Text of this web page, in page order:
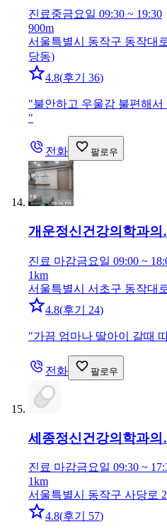
진료중금요일 09:30 ~ 19:30
900m
서울특별시 동작구 동작대
당동)
4.8(후기 36)
"불안하고 우울감 불편해
"
전화 팔로우
개운정신건강의학과
진료 마감금요일 09:00 ~
1km
서울특별시 서초구 동작대
4.8(후기 24)
"가끔 엄마나 딸아이 갈때
전화 팔로우
세종정신건강의학과
진료 마감금요일 09:30 ~
1km
서울특별시 동작구 사당로
4.8(후기 57)